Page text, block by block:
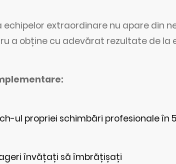
extraordinare nu apare din
a obține cu adevărat rezultate de la
ul propriei schimbări profesionale în
învățați să îmbrățișați